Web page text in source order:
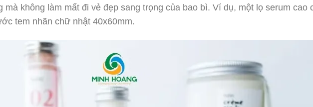
không làm mất đi vẻ đẹp sang trọng của bao bì. Ví dụ, một lọ serum cao
tem nhãn chữ nhật 40x60mm.